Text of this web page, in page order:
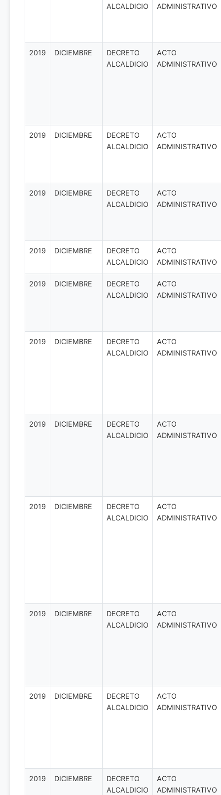
ALCALDICIO
ADMINISTRATIVO
2019 DICIEMBRE
DECRETO
ALCALDICIO
ACTO
ADMINISTRATIVO
2019 DICIEMBRE
DECRETO
ALCALDICIO
ACTO
ADMINISTRATIVO
2019 DICIEMBRE
DECRETO
ALCALDICIO
ACTO
ADMINISTRATIVO
2019 DICIEMBRE
DECRETO
ALCALDICIO
ACTO
ADMINISTRATIVO
2019 DICIEMBRE
DECRETO
ALCALDICIO
ACTO
ADMINISTRATIVO
2019 DICIEMBRE
DECRETO
ALCALDICIO
ACTO
ADMINISTRATIVO
2019 DICIEMBRE
DECRETO
ALCALDICIO
ACTO
ADMINISTRATIVO
2019 DICIEMBRE
DECRETO
ALCALDICIO
ACTO
ADMINISTRATIVO
2019 DICIEMBRE
DECRETO
ALCALDICIO
ACTO
ADMINISTRATIVO
2019 DICIEMBRE
DECRETO
ALCALDICIO
ACTO
ADMINISTRATIVO
2019 DICIEMBRE
DECRETO
ALCALDICIO
ACTO
ADMINISTRATIVO